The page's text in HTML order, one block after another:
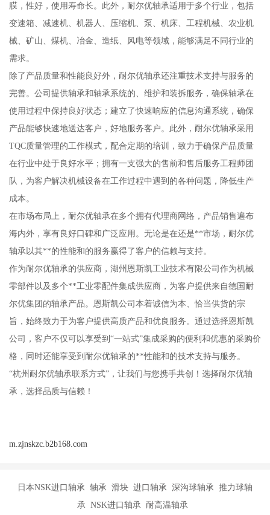
膜，性好，使用寿命长。此外，耐尔优轴承适用于多个行业，包括
变速箱、减速机、机器人、压缩机、泵、机床、工程机械、农业机
械、矿山、煤机、冶金、造纸、风电等领域，能够满足不同行业的
需求。
除了产品质量和性能良好外，耐尔优轴承还注重技术支持与服务的
完善。公司提供轴承和轴承系统的、维护和装拆服务，确保轴承在
使用过程中保持良好状态；建立了快速响应的信息沟通系统，确保
产品能够快速地送达客户，好地服务客户。此外，耐尔优轴承采用
TQC质量管理的工作模式，配合定期的培训，致力于确保产品质量
在行业中处于良好水平；拥有一支强大的售前和售后服务工程师团
队，为客户解决机械设备在工作过程中遇到的各种问题，降低生产
成本。
在市场布局上，耐尔优轴承在多个拥有代理商网络，产品销售遍布
海内外，享有良好口碑和广泛应用。无论是在还是**市场，耐尔优
轴承以其**的性能和的服务赢得了客户的信赖与支持。
作为耐尔优轴承的供应商，湖州恩斯凯工业技术有限公司作为机械
零部件以及多个**工业零配件集成供应商，为客户提供来自德国耐
尔优集团的轴承产品。恩斯凯公司本着诚信为本、恰当供货的宗
旨，始终致力于为客户提供高质产品和优良服务。通过选择恩斯凯
公司，客户不仅可以享受到“一站式”集成采购的便利和优惠的采购价
格，同时还能享受到耐尔优轴承的**性能和的技术支持与服务。
“杭州耐尔优轴承联系方式”，让我们与您携手共创！选择耐尔优轴
承，选择品质与信赖！
m.zjnskzc.b2b168.com
日本NSK进口轴承 轴承 滑块 进口轴承 深沟球轴承 推力球轴
承 NSK进口轴承 耐高温轴承